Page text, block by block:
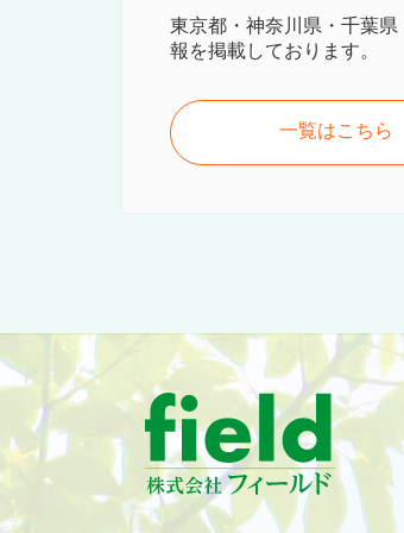
東京都・神奈川県・千葉
報を掲載しております。
一覧はこちら